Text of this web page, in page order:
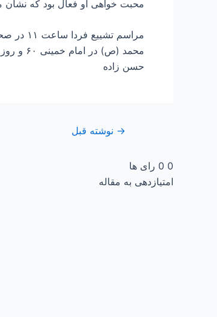
محبت خواهی او فعال بود که نشان
حسن زاده
→ نوشته قبل
0
0 رای ها
امتیازدهی به مقاله